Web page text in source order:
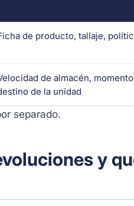
de producto, tallaje,
de almacén,
de la unidad
separado.
y